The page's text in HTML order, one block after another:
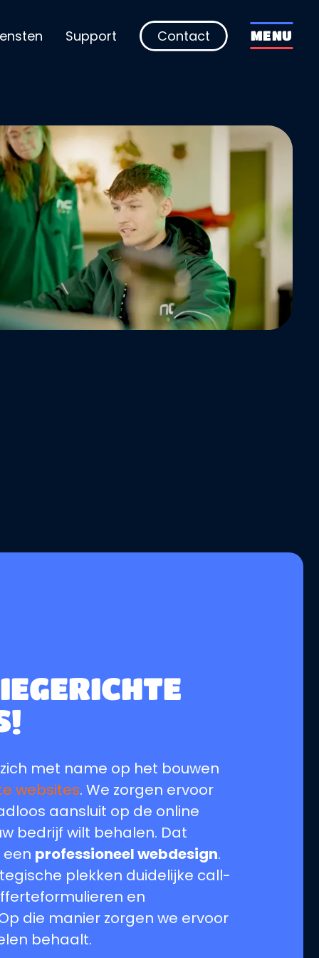
Support Contact MENU
met name op het bouwen
websites. We zorgen ervoor
aansluit op de online
bedrijf wilt behalen. Dat
professioneel webdesign.
plekken duidelijke call-
en
die manier zorgen we ervoor
behaalt.